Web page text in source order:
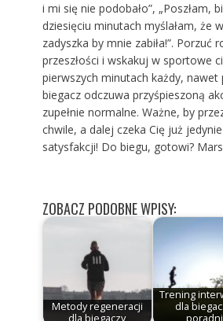
i mi się nie podobało”, „Poszłam,
dziesięciu minutach myślałam, że
zadyszka by mnie zabiła!”. Porzuć
przeszłości i wskakuj w sportowe
pierwszych minutach każdy,
biegacz odczuwa przyśpieszoną
zupełnie normalne. Ważne, by
chwile, a dalej czeka Cię już
satysfakcji! Do biegu, gotowi?
ZOBACZ PODOBNE WPISY:
Metody regeneracji
Trening
dla